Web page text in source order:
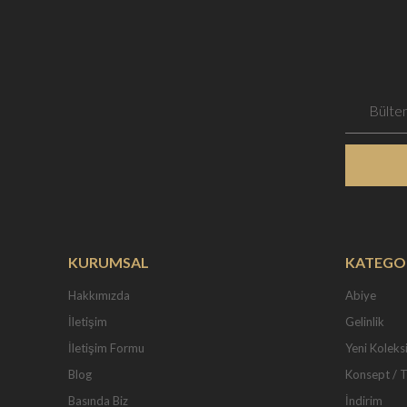
KURUMSAL
Hakkımızda
İletişim
İletişim Formu
Blog
Basında Biz
Abiye
Gelinlik
Yeni
Konsept /
İndirim